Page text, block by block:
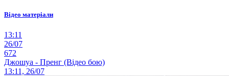
Відео матеріали
13:11
26/07
672
Джошуа - Пренг (Відео бою)
13:11, 26/07